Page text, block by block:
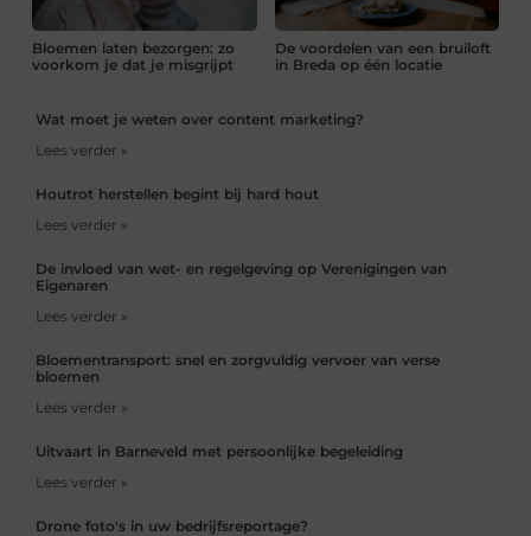
Bloemen laten bezorgen: zo
voorkom je dat je misgrijpt
De voordelen van een bruiloft
in Breda op één locatie
Wat moet je weten over content marketing?
Lees verder »
Houtrot herstellen begint bij hard hout
Lees verder »
De invloed van wet- en regelgeving op Verenigingen van
Eigenaren
Lees verder »
Bloementransport: snel en zorgvuldig vervoer van verse
bloemen
Lees verder »
Uitvaart in Barneveld met persoonlijke begeleiding
Lees verder »
Drone foto's in uw bedrijfsreportage?